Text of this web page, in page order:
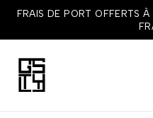
FRAIS DE PORT OFFERTS